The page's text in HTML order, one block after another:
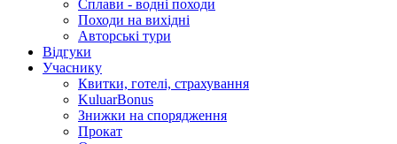
Сплави - водні походи
Походи на вихідні
Авторські тури
Відгуки
Учаснику
Квитки, готелі, страхування
KuluarBonus
Знижки на спорядження
Прокат